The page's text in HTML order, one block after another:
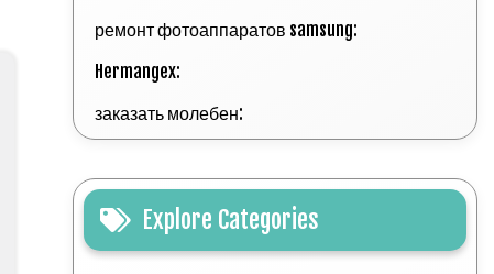
ремонт фотоаппаратов samsung:
Hermangex:
заказать молебен:
Explore Categories